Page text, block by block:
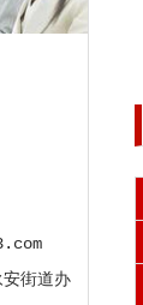
街道办